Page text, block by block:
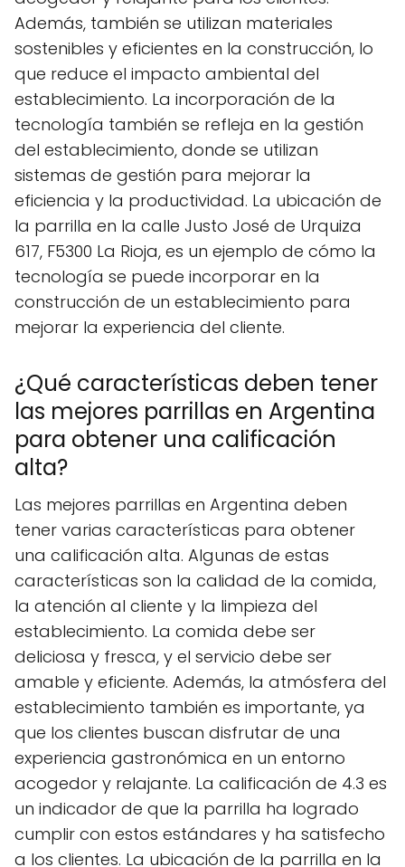
Además, también se utilizan materiales
sostenibles y eficientes en la construcción, lo
que reduce el impacto ambiental del
establecimiento. La incorporación de la
tecnología también se refleja en la gestión
del establecimiento, donde se utilizan
sistemas de gestión para mejorar la
eficiencia y la productividad. La ubicación de
la parrilla en la calle Justo José de Urquiza
617, F5300 La Rioja, es un ejemplo de cómo la
tecnología se puede incorporar en la
construcción de un establecimiento para
mejorar la experiencia del cliente.
¿Qué características deben tener
las mejores parrillas en Argentina
para obtener una calificación
alta?
Las mejores parrillas en Argentina deben
tener varias características para obtener
una calificación alta. Algunas de estas
características son la calidad de la comida,
la atención al cliente y la limpieza del
establecimiento. La comida debe ser
deliciosa y fresca, y el servicio debe ser
amable y eficiente. Además, la atmósfera del
establecimiento también es importante, ya
que los clientes buscan disfrutar de una
experiencia gastronómica en un entorno
acogedor y relajante. La calificación de 4.3 es
un indicador de que la parrilla ha logrado
cumplir con estos estándares y ha satisfecho
a los clientes. La ubicación de la parrilla en la